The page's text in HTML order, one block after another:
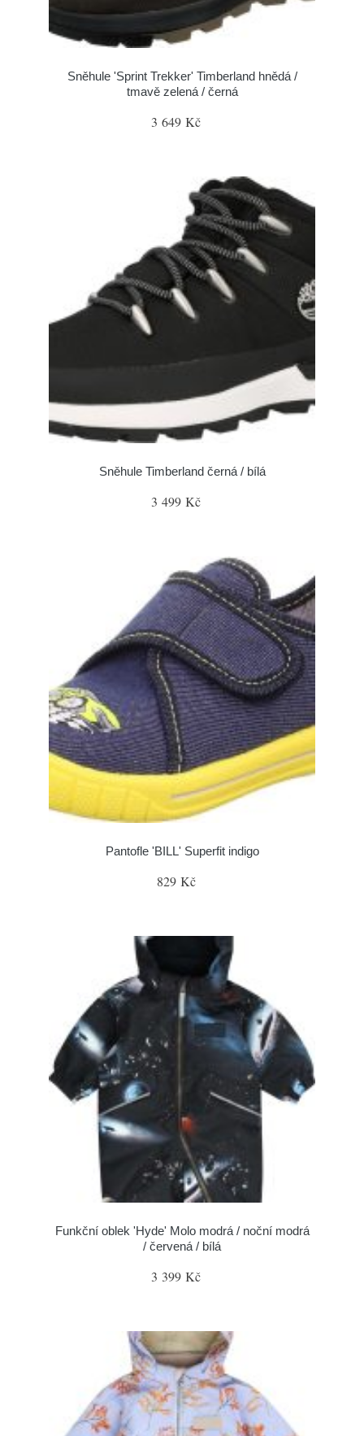
Sněhule 'Sprint Trekker' Timberland hnědá /
tmavě zelená / černá
3 649 Kč
Sněhule Timberland černá / bílá
3 499 Kč
Pantofle 'BILL' Superfit indigo
829 Kč
Funkční oblek 'Hyde' Molo modrá / noční modrá
/ červená / bílá
3 399 Kč